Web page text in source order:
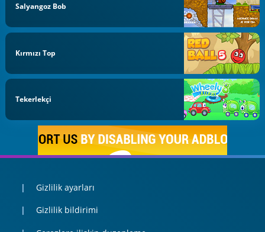
Salyangoz Bob
Kırmızı Top
Tekerlekçi
Gizlilik ayarları
Gizlilik bildirimi